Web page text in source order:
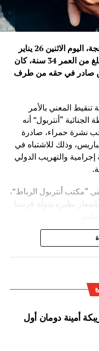
تمكنت عناصر الشرطة بولاية أمن طنجة، اليوم الاثنين 26 يناير
الجاري، من توقيف مواطن فرنسي يبلغ من العمر 34 سنة، كان
صادر في حقه من طرف
المعني بالأمر
“أنتربول” أنه
نشرة حمراء، صادرة
وذلك للاشتباه في
والتهريب الدولي
“مكتب أنتربول الرباط”،
بإشعار نظيره بدولة فرنسا
المصالح الأمنية
الدولي، خصوصا ملاحقة
أمينة دومان أول